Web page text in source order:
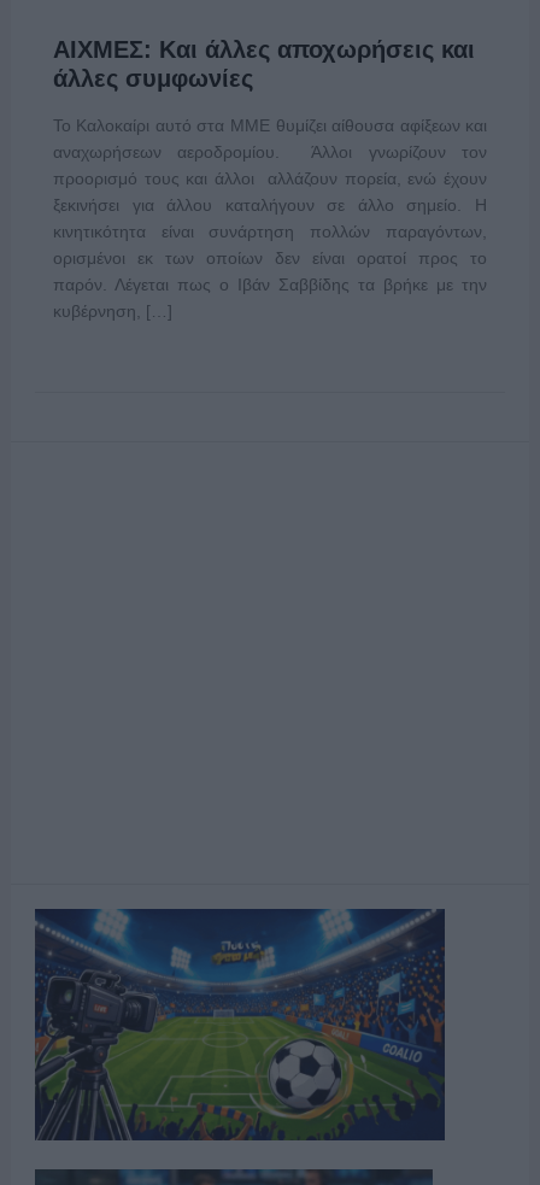
ΑΙΧΜΕΣ: Και άλλες αποχωρήσεις και
άλλες συμφωνίες
Το Καλοκαίρι αυτό στα ΜΜΕ θυμίζει αίθουσα αφίξεων και
αναχωρήσεων αεροδρομίου. Άλλοι γνωρίζουν τον
προορισμό τους και άλλοι αλλάζουν πορεία, ενώ έχουν
ξεκινήσει για άλλου καταλήγουν σε άλλο σημείο. Η
κινητικότητα είναι συνάρτηση πολλών παραγόντων,
ορισμένοι εκ των οποίων δεν είναι ορατοί προς το
παρόν. Λέγεται πως ο Ιβάν Σαββίδης τα βρήκε με την
κυβέρνηση, […]